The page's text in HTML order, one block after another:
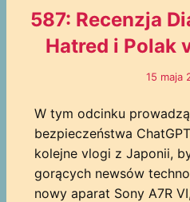
587: Recenzja
Hatred i Polak
15 maja
W tym odcinku
bezpieczeństwa
kolejne vlogi z Japonii,
gorących newsów
nowy aparat Sony A7R